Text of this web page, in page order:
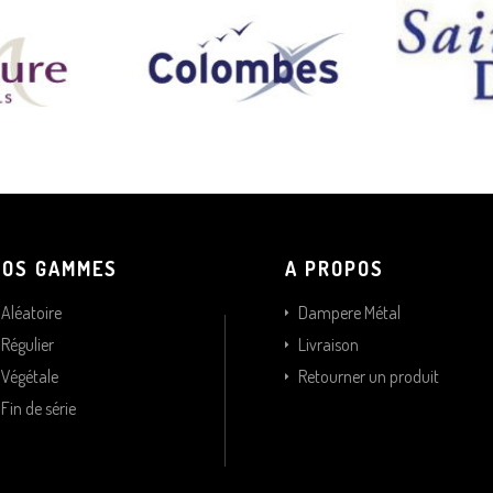
GAMMES
Aléatoire
Régulier
Végétale
Fin de série
A PROPOS
Dampere Métal
Livraison
Retourner un produit